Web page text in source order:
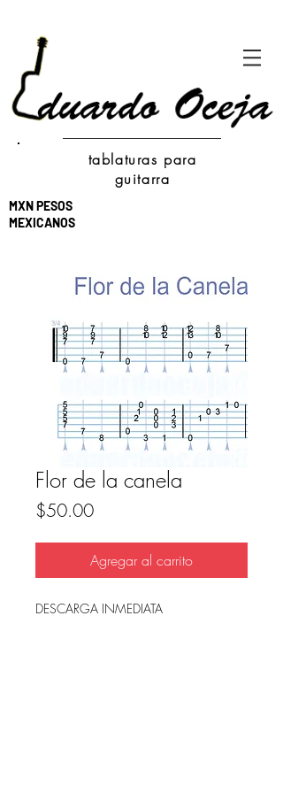
tablaturas para
guitarra
MXN PESOS
MEXICANOS
Flor de la canela
$50.00Precio
Agregar al carrito
DESCARGA INMEDIATA